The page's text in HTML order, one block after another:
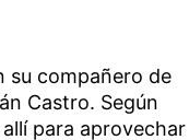
su compañero de
Castro. Según
para aprovechar